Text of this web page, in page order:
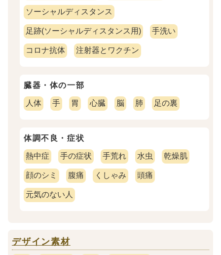
ソーシャルディスタンス
足跡(ソーシャルディスタンス用) 手洗い
コロナ抗体 注射器とワクチン
臓器・体の一部
人体 手 胃 心臓 脳 肺 足の裏
体調不良・症状
熱中症 手の症状 手荒れ 水虫 乾燥肌
顔のシミ 腹痛 くしゃみ 頭痛
元気のない人
デザイン素材